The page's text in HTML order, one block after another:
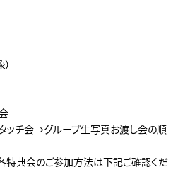
ッチ会→グループ生写真お渡し会の順
特典会のご参加方法は下記ご確認くだ